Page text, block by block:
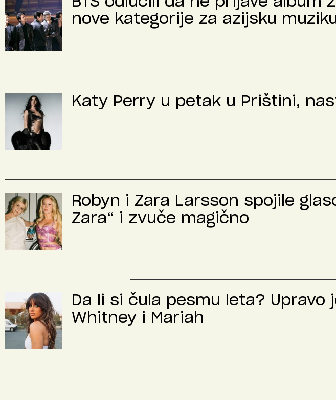
nove kategorije za azijsku
Katy Perry u petak u Prištini,
Robyn i Zara Larsson spojile
Zara“ i zvuče magično
Da li si čula pesmu leta?
Whitney i Mariah